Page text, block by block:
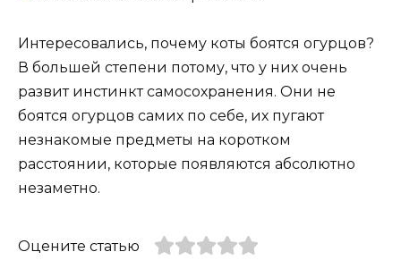
Интересовались, почему коты боятся огурцов?
В большей степени потому, что у них очень
развит инстинкт самосохранения. Они не
боятся огурцов самих по себе, их пугают
незнакомые предметы на коротком
расстоянии, которые появляются абсолютно
незаметно.
Оцените статью